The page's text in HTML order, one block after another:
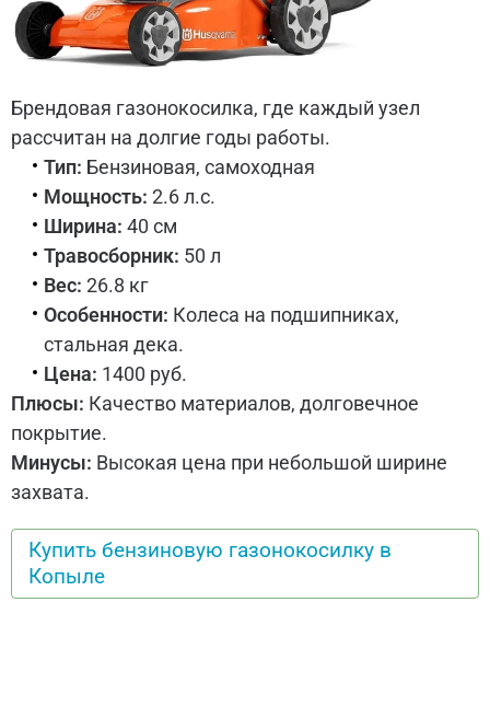
Брендовая газонокосилка, где каждый узел
рассчитан на долгие годы работы.
Тип: Бензиновая, самоходная
Мощность: 2.6 л.с.
Ширина: 40 см
Травосборник: 50 л
Вес: 26.8 кг
Особенности: Колеса на подшипниках,
стальная дека.
Цена: 1400 руб.
Плюсы: Качество материалов, долговечное
покрытие.
Минусы: Высокая цена при небольшой ширине
захвата.
Купить бензиновую газонокосилку в
Копыле